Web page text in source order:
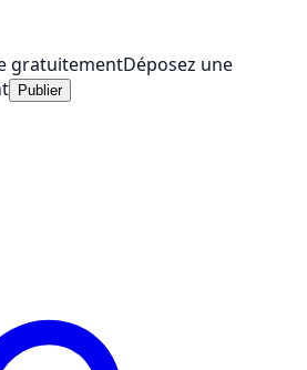
gratuitementDéposez une
Publier